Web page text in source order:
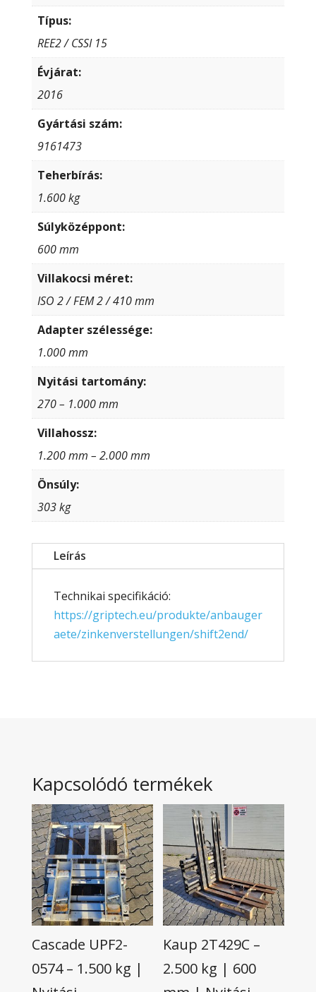
Típus:
REE2 / CSSI 15
Évjárat:
2016
Gyártási szám:
9161473
Teherbírás:
1.600 kg
Súlyközéppont:
600 mm
Villakocsi méret:
ISO 2 / FEM 2 / 410 mm
Adapter szélessége:
1.000 mm
Nyitási tartomány:
270 – 1.000 mm
Villahossz:
1.200 mm – 2.000 mm
Önsúly:
303 kg
Leírás
Technikai specifikáció:
https://griptech.eu/produkte/anbauger
aete/zinkenverstellungen/shift2end/
Kapcsolódó termékek
Cascade UPF2-
0574 – 1.500 kg |
Kaup 2T429C –
2.500 kg | 600